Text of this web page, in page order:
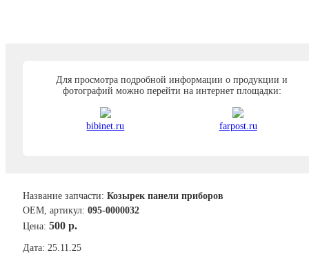
Для просмотра подробной информации о продукции и
фотографий можно перейти на интернет площадки:
bibinet.ru farpost.ru
Название запчасти: Козырек панели приборов
ОЕМ, артикул: 095-0000032
Цена: 500 р.
Дата: 25.11.25